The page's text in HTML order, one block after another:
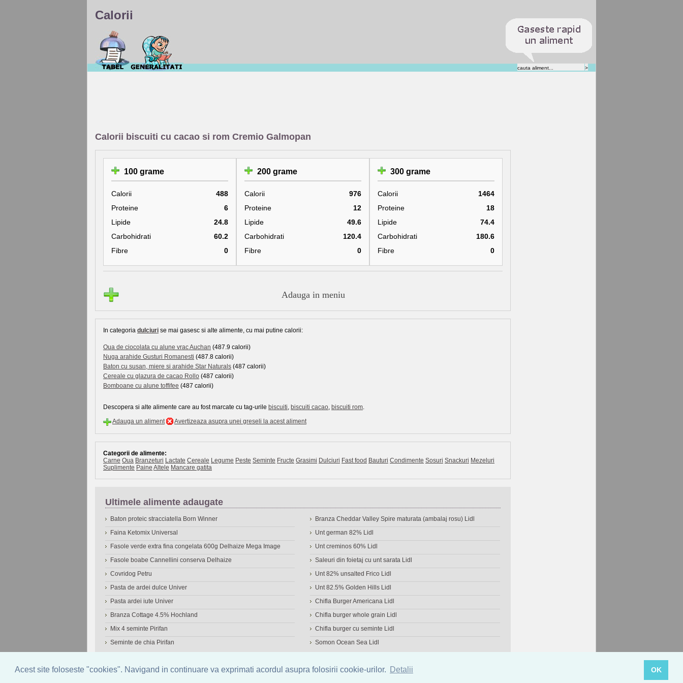
Acest site foloseste "cookies". Navigand in continuare va exprimati acordul asupra folosirii cookie-urilor. Detalii OK
Calorii
Calorii biscuiti cu cacao si rom Cremio Galmopan
100 grame
Calorii
488
Proteine
6
Lipide
24.8
Carbohidrati
60.2
Fibre
0
200 grame
Calorii
976
Proteine
12
Lipide
49.6
Carbohidrati
120.4
Fibre
0
300 grame
Calorii
1464
Proteine
18
Lipide
74.4
Carbohidrati
180.6
Fibre
0
Adauga in meniu
In categoria dulciuri se mai gasesc si alte alimente, cu mai putine calorii:
Oua de ciocolata cu alune vrac Auchan (487.9 calorii)
Nuga arahide Gusturi Romanesti (487.8 calorii)
Baton cu susan, miere si arahide Star Naturals (487 calorii)
Cereale cu glazura de cacao Rollo (487 calorii)
Bomboane cu alune toffifee (487 calorii)
Descopera si alte alimente care au fost marcate cu tag-urile biscuiti, biscuiti cacao, biscuiti rom.
Adauga un aliment
Avertizeaza asupra unei greseli la acest aliment
Categorii de alimente:
Carne Oua Branzeturi Lactate Cereale Legume Peste Seminte Fructe Grasimi Dulciuri Fast food Bauturi Condimente Sosuri Snackuri Mezeluri
Suplimente Paine Altele Mancare gatita
Ultimele alimente adaugate
Baton proteic stracciatella Born Winner
Faina Ketomix Universal
Fasole verde extra fina congelata 600g Delhaize Mega Image
Fasole boabe Cannellini conserva Delhaize
Covridog Petru
Pasta de ardei dulce Univer
Pasta ardei iute Univer
Branza Cottage 4.5% Hochland
Mix 4 seminte Pirifan
Seminte de chia Pirifan
Branza Cheddar Valley Spire maturata (ambalaj rosu) Lidl
Unt german 82% Lidl
Unt creminos 60% Lidl
Saleuri din foietaj cu unt sarata Lidl
Unt 82% unsalted Frico Lidl
Unt 82.5% Golden Hills Lidl
Chifla Burger Americana Lidl
Chifla burger whole grain Lidl
Chifla burger cu seminte Lidl
Somon Ocean Sea Lidl
© 2006-2026 OneDen.com|Cautare avansata de alimente | Calculator calorii| Calorii consumate|IMC